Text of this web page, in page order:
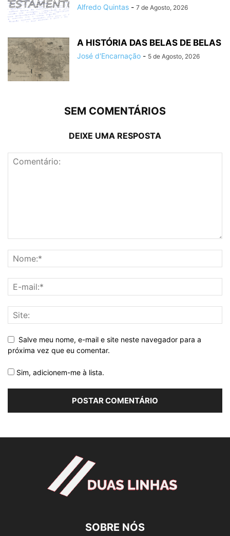
Alfredo Quintas - 7 de Agosto, 2026
A HISTÓRIA DAS BELAS DE BELAS
José d'Encarnação - 5 de Agosto, 2026
SEM COMENTÁRIOS
DEIXE UMA RESPOSTA
Salve meu nome, e-mail e site neste navegador para a
próxima vez que eu comentar.
Sim, adicionem-me à lista.
SOBRE NÓS